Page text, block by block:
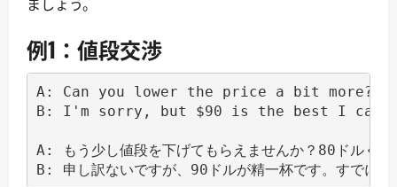
ましょう。
例1：値段交渉
A: Can you lower the price a bit more?
B: I'm sorry, but $90 is the best I can
A: もう少し値段を下げてもらえませんか？80ドルくら